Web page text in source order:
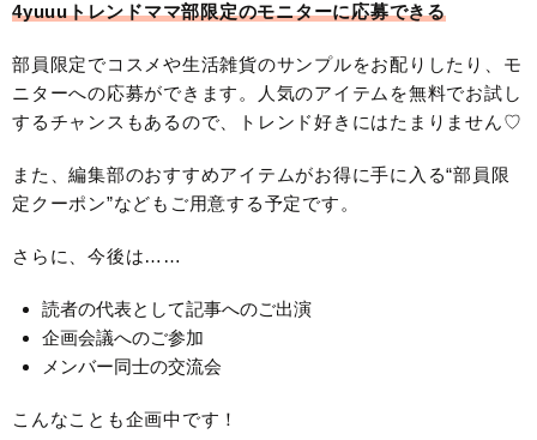
4yuuuトレンドママ部限定のモニターに応募できる
部員限定でコスメや生活雑貨のサンプルをお配りしたり、モ
ニターへの応募ができます。人気のアイテムを無料でお試し
するチャンスもあるので、トレンド好きにはたまりません♡
また、編集部のおすすめアイテムがお得に手に入る“部員限
定クーポン”などもご用意する予定です。
さらに、今後は……
読者の代表として記事へのご出演
企画会議へのご参加
メンバー同士の交流会
こんなことも企画中です！